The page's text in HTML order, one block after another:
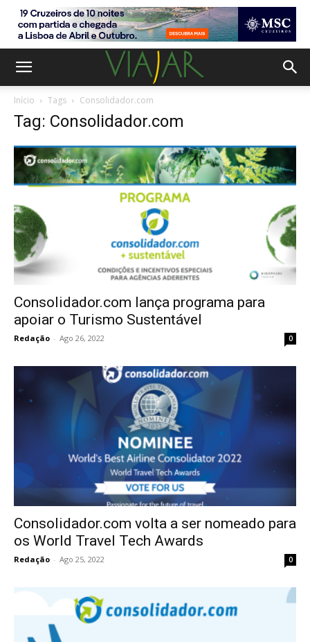
Início Tags Consolidador.com
Tag: Consolidador.com
Consolidador.com lança programa para
apoiar o Turismo Sustentável
Redação - Ago 26, 2022 0
Consolidador.com volta a ser nomeado para
os World Travel Tech Awards
Redação - Ago 25, 2022 0